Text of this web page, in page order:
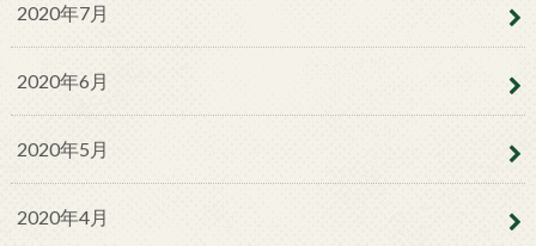
2020年7月
2020年6月
2020年5月
2020年4月